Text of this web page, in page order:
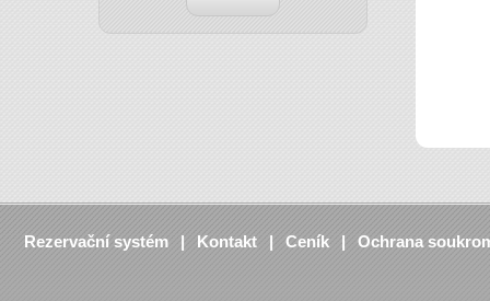
Rezervační systém Kontakt Ceník Ochrana